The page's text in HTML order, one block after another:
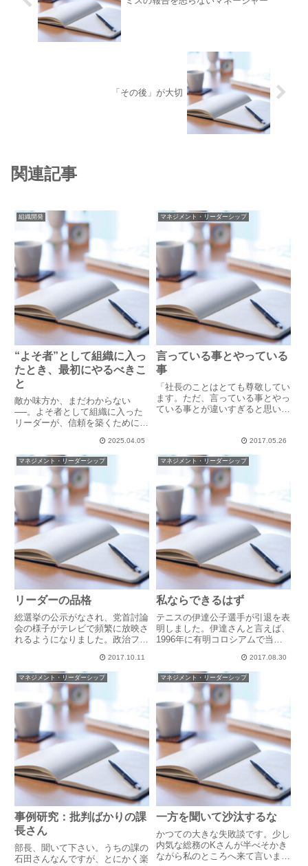
「その後」が大切
関連記事
組織開発
“よそ者”として組織に入っ
たとき、最初にやるべきこ
と
敵か味方か、まだわからない
──。よそ者として組織に入った
リーダーが、信頼を築くためにま
2025.04.05
マネジメント・リーダーシップ
言っている事とやっている
事
「社長のことはとても尊敬してい
ます。ただ、言っている事とやっ
ている事とが違いすぎると思いま
げられたことがありました。いえ
いえ、社長は言っている事とやっ
ている事は違わないよ。心からそ
2017.05.26
マネジメント・リーダーシップ
リーダーの品格
総選挙の公示がなされ、党首討論
会の様子がテレビで頻繁に放映さ
れるようになりました。政治フリ
を問わず、時間の許す限り、各党
党首の発言を聴いているのです
が、時折、チャンネルを変えてし
まいたくなる衝動に駆られること
が...
2017.10.11
マネジメント・リーダーシップ
私ならできるはず
テニスの伊達公子選手が引退を表
明しました。伊達さんと言えば、
1996年に有明コロシアムで当時
との死闘を制し、歓喜の雄たけび
を上げたあの名勝負が今も鮮明に
記憶に残っています。あの時の名
勝負もそうですが、一度引退し...
2017.08.30
マネジメント・リーダーシップ
事例研究：批判ばかりの課
長さん
部長、聞いて下さい。うちの課の
石田さんなんですが、とにかく楽
マネジメント・リーダーシップ
一方を聞いて沙汰するな
かつての大きな失敗談です。少し
内気な総務のKさんが半べそかき
ながら私のところへ来て言いまし